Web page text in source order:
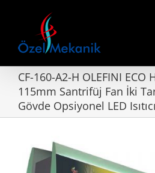
CF-160-A2-H OLEFINI ECO
115mm Santrifüj Fan İki
Gövde Opsiyonel LED